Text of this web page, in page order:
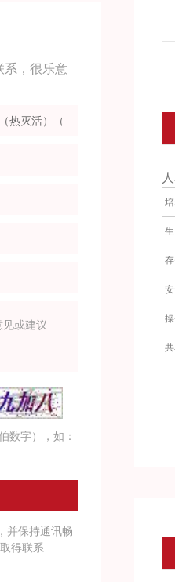
系，很乐意
数字），如：
并保持通讯畅
得联系